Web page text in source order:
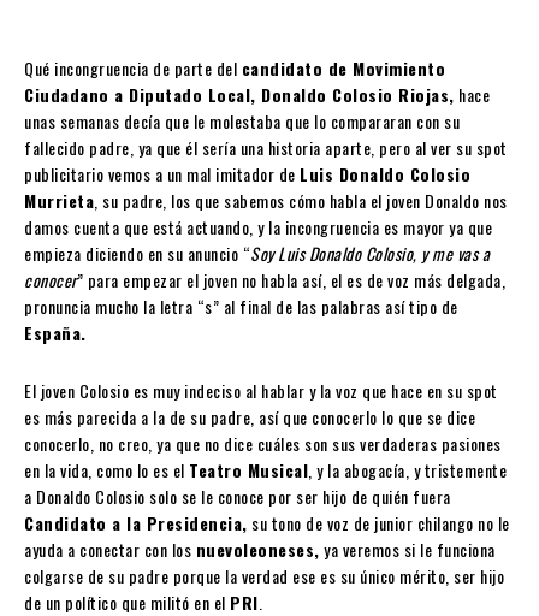
Qué incongruencia de parte del candidato de Movimiento
Ciudadano a Diputado Local, Donaldo Colosio Riojas, hace
unas semanas decía que le molestaba que lo compararan con su
fallecido padre, ya que él sería una historia aparte, pero al ver su spot
publicitario vemos a un mal imitador de Luis Donaldo Colosio
Murrieta , su padre, los que sabemos cómo habla el joven Donaldo nos
damos cuenta que está actuando, y la incongruencia es mayor ya que
empieza diciendo en su anuncio “Soy Luis Donaldo Colosio, y me vas a
conocer” para empezar el joven no habla así, el es de voz más delgada,
pronuncia mucho la letra “s” al final de las palabras así tipo de
España.
El joven Colosio es muy indeciso al hablar y la voz que hace en su spot
es más parecida a la de su padre, así que conocerlo lo que se dice
conocerlo, no creo, ya que no dice cuáles son sus verdaderas pasiones
en la vida, como lo es el Teatro Musical , y la abogacía, y tristemente
a Donaldo Colosio solo se le conoce por ser hijo de quién fuera
Candidato a la Presidencia, su tono de voz de junior chilango no le
ayuda a conectar con los nuevoleoneses,ya veremos si le funciona
colgarse de su padre porque la verdad ese es su único mérito, ser hijo
de un político que militó en el PRI